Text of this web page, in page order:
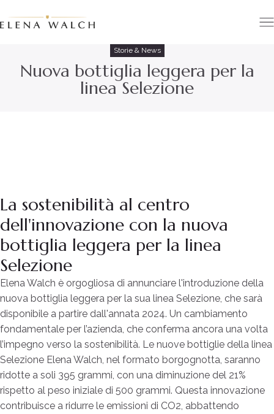
Storie & News
Nuova bottiglia leggera per la
linea Selezione
La sostenibilità al centro
dell'innovazione con la nuova
bottiglia leggera per la linea
Selezione
Elena Walch è orgogliosa di annunciare l'introduzione della
nuova bottiglia leggera per la sua linea Selezione, che sarà
disponibile a partire dall'annata 2024. Un cambiamento
fondamentale per l’azienda, che conferma ancora una volta
l’impegno verso la sostenibilità. Le nuove bottiglie della linea
Selezione Elena Walch, nel formato borgognotta, saranno
ridotte a soli 395 grammi, con una diminuzione del 21%
rispetto al peso iniziale di 500 grammi. Questa innovazione
contribuisce a ridurre le emissioni di CO2, abbattendo